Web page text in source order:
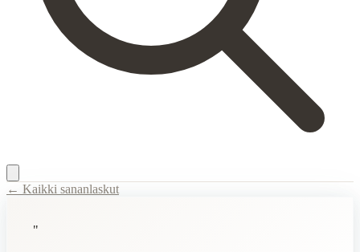
← Kaikki sananlaskut
"